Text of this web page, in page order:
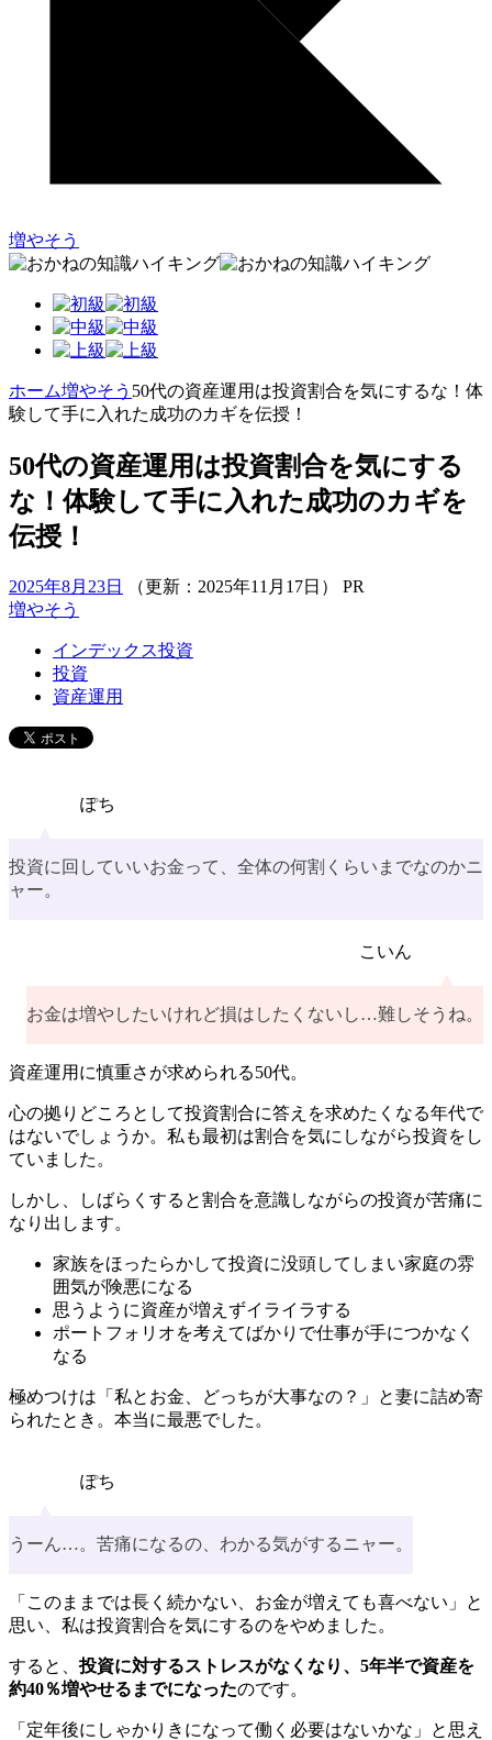
増やそう
ホーム増やそう 50代の資産運用は投資割合を気にするな！体
験して手に入れた成功のカギを伝授！
50代の資産運用は投資割合を気にする
な！体験して手に入れた成功のカギを
伝授！
2025年8月23日 （更新： 2025年11月17日 ） PR
増やそう
インデックス投資
投資
資産運用
ぽち
投資に回していいお金って、全体の何割くらいまでなのかニ
ャー。
こいん
お金は増やしたいけれど損はしたくないし…難しそうね。
資産運用に慎重さが求められる50代。
心の拠りどころとして投資割合に答えを求めたくなる年代で
はないでしょうか。私も最初は割合を気にしながら投資をし
ていました。
しかし、しばらくすると割合を意識しながらの投資が苦痛に
なり出します。
家族をほったらかして投資に没頭してしまい家庭の雰
囲気が険悪になる
思うように資産が増えずイライラする
ポートフォリオを考えてばかりで仕事が手につかなく
なる
極めつけは「私とお金、どっちが大事なの？」と妻に詰め寄
られたとき。本当に最悪でした。
ぽち
うーん…。苦痛になるの、わかる気がするニャー。
「このままでは長く続かない、お金が増えても喜べない」と
思い、私は投資割合を気にするのをやめました。
すると、投資に対するストレスがなくなり、5年半で資産を
約40％増やせるまでになったのです。
「定年後にしゃかりきになって働く必要はないかな」と思え